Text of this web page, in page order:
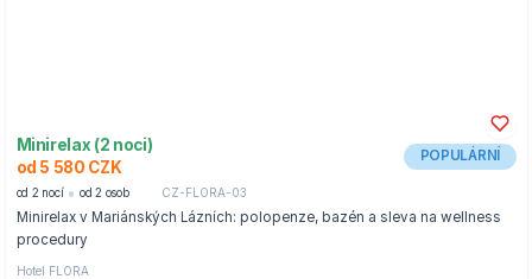
Minirelax (2 noci)
od 5 580 CZK
POPULÁRNÍ
od 2 nocí od 2 osob CZ-FLORA-03
Minirelax v Mariánských Lázních: polopenze, bazén a sleva na wellness
procedury
Hotel FLORA